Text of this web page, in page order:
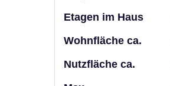
Etagen im Haus
Wohnfläche ca.
Nutzfläche ca.